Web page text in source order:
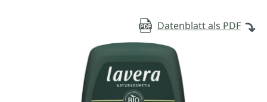
Datenblatt als PDF
Bildergalerie überspringen